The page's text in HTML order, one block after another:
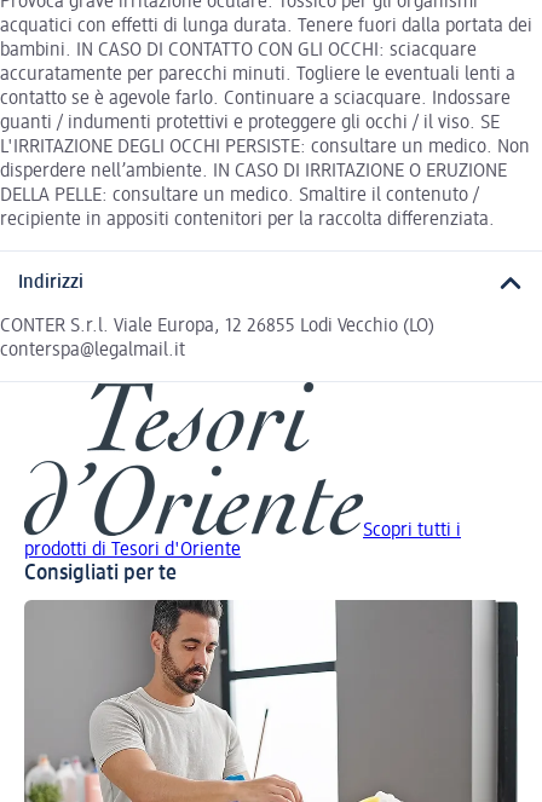
acquatici con effetti di lunga durata. Tenere fuori dalla portata dei
bambini. IN CASO DI CONTATTO CON GLI OCCHI: sciacquare
accuratamente per parecchi minuti. Togliere le eventuali lenti a
contatto se è agevole farlo. Continuare a sciacquare. Indossare
guanti / indumenti protettivi e proteggere gli occhi / il viso. SE
L'IRRITAZIONE DEGLI OCCHI PERSISTE: consultare un medico. Non
disperdere nell’ambiente. IN CASO DI IRRITAZIONE O ERUZIONE
DELLA PELLE: consultare un medico. Smaltire il contenuto /
recipiente in appositi contenitori per la raccolta differenziata.
Indirizzi
CONTER S.r.l. Viale Europa, 12 26855 Lodi Vecchio (LO)
conterspa@legalmail.it
Scopri tutti i
prodotti di Tesori d'Oriente
Consigliati per te